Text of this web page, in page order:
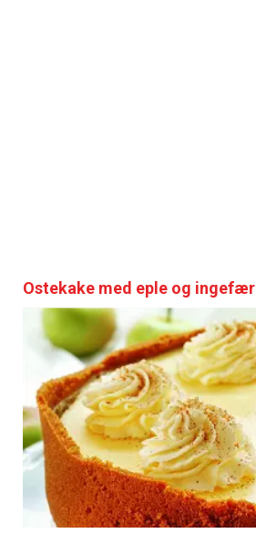
Ostekake med eple og ingefær